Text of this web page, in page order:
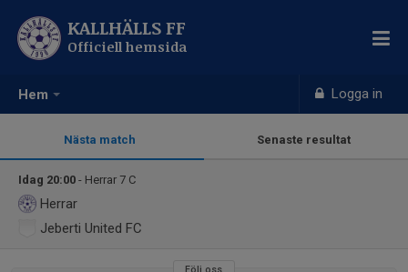
Hem Logga in
KALLHÄLLS FF
Officiell hemsida
Nästa match Senaste resultat
Idag 20:00 - Herrar 7 C
Herrar
Jeberti United FC